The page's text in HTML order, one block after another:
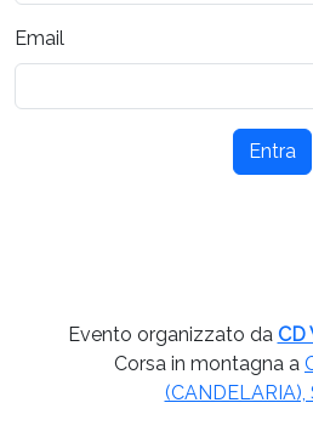
Email
Entra
Evento organizzato da CD
Corsa in montagna a
(CANDELARIA),